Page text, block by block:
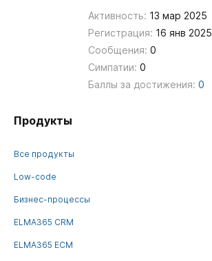
Активность: 13 мар 2025
Регистрация: 16 янв 2025
Сообщения: 0
Симпатии: 0
Баллы за достижения: 0
Продукты
Все продукты
Low-code
Бизнес-процессы
ELMA365 CRM
ELMA365 ECM